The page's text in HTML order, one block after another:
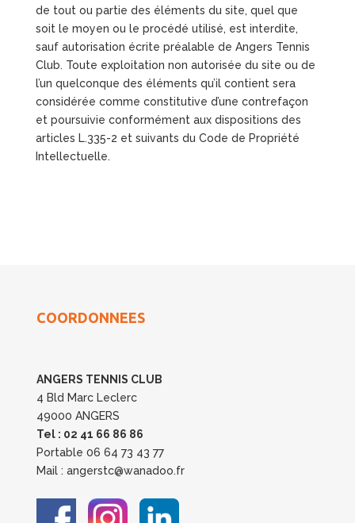
de tout ou partie des éléments du site, quel que
soit le moyen ou le procédé utilisé, est interdite,
sauf autorisation écrite préalable de Angers Tennis
Club. Toute exploitation non autorisée du site ou de
l’un quelconque des éléments qu’il contient sera
considérée comme constitutive d’une contrefaçon
et poursuivie conformément aux dispositions des
articles L.335-2 et suivants du Code de Propriété
Intellectuelle.
COORDONNEES
ANGERS TENNIS CLUB
4 Bld Marc Leclerc
49000 ANGERS
Tel : 02 41 66 86 86
Portable 06 64 73 43 77
Mail : angerstc@wanadoo.fr